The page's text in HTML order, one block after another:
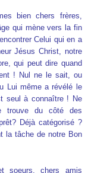
bien chers frères,
qui mène vers la fin
Celui qui en a
Jésus Christ, notre
qui peut dire quand
! Nul ne le sait, ou
Lui même a révélé le
seul à connaître ! Ne
trouve du côté des
Déjà catégorisé ?
la tâche de notre Bon
soeurs, chers amis